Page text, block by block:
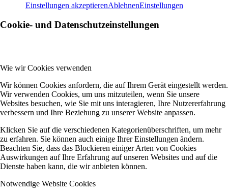
Einstellungen akzeptierenAblehnenEinstellungen
Cookie- und Datenschutzeinstellungen
Wie wir Cookies verwenden
Wir können Cookies anfordern, die auf Ihrem Gerät eingestellt werden.
Wir verwenden Cookies, um uns mitzuteilen, wenn Sie unsere
Websites besuchen, wie Sie mit uns interagieren, Ihre Nutzererfahrung
verbessern und Ihre Beziehung zu unserer Website anpassen.
Klicken Sie auf die verschiedenen Kategorienüberschriften, um mehr
zu erfahren. Sie können auch einige Ihrer Einstellungen ändern.
Beachten Sie, dass das Blockieren einiger Arten von Cookies
Auswirkungen auf Ihre Erfahrung auf unseren Websites und auf die
Dienste haben kann, die wir anbieten können.
Notwendige Website Cookies